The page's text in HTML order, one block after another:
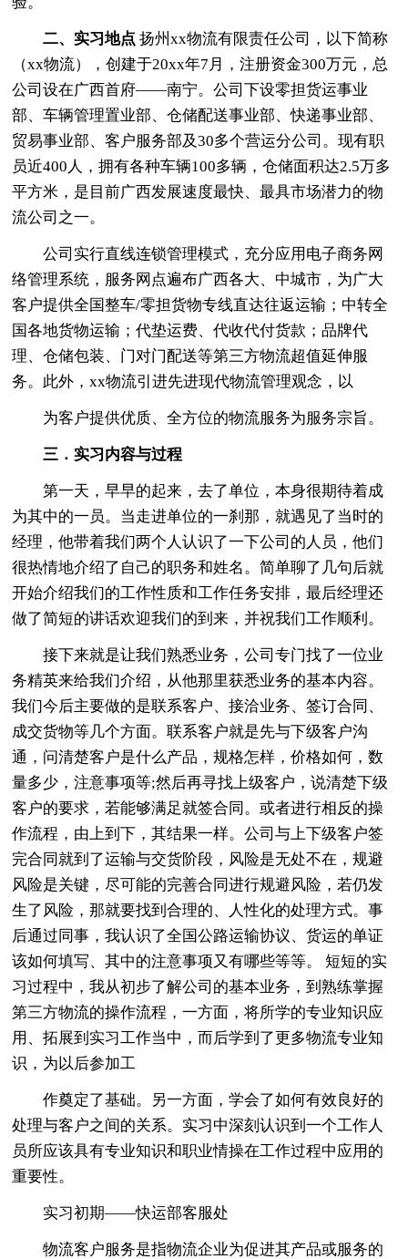
二、实习地点 扬州xx物流有限责任公司，以下简称
（xx物流），创建于20xx年7月，注册资金300万元，总
公司设在广西首府——南宁。公司下设零担货运事业
部、车辆管理置业部、仓储配送事业部、快递事业部、
贸易事业部、客户服务部及30多个营运分公司。现有职
员近400人，拥有各种车辆100多辆，仓储面积达2.5万多
平方米，是目前广西发展速度最快、最具市场潜力的物
流公司之一。
公司实行直线连锁管理模式，充分应用电子商务网
络管理系统，服务网点遍布广西各大、中城市，为广大
客户提供全国整车/零担货物专线直达往返运输；中转全
国各地货物运输；代垫运费、代收代付货款；品牌代
理、仓储包装、门对门配送等第三方物流超值延伸服
务。此外，xx物流引进先进现代物流管理观念，以
为客户提供优质、全方位的物流服务为服务宗旨。
三．实习内容与过程
第一天，早早的起来，去了单位，本身很期待着成
为其中的一员。当走进单位的一刹那，就遇见了当时的
经理，他带着我们两个人认识了一下公司的人员，他们
很热情地介绍了自己的职务和姓名。简单聊了几句后就
开始介绍我们的工作性质和工作任务安排，最后经理还
做了简短的讲话欢迎我们的到来，并祝我们工作顺利。
接下来就是让我们熟悉业务，公司专门找了一位业
务精英来给我们介绍，从他那里获悉业务的基本内容。
我们今后主要做的是联系客户、接洽业务、签订合同、
成交货物等几个方面。联系客户就是先与下级客户沟
通，问清楚客户是什么产品，规格怎样，价格如何，数
量多少，注意事项等;然后再寻找上级客户，说清楚下级
客户的要求，若能够满足就签合同。或者进行相反的操
作流程，由上到下，其结果一样。公司与上下级客户签
完合同就到了运输与交货阶段，风险是无处不在，规避
风险是关键，尽可能的完善合同进行规避风险，若仍发
生了风险，那就要找到合理的、人性化的处理方式。事
后通过同事，我认识了全国公路运输协议、货运的单证
该如何填写、其中的注意事项又有哪些等等。 短短的实
习过程中，我从初步了解公司的基本业务，到熟练掌握
第三方物流的操作流程，一方面，将所学的专业知识应
用、拓展到实习工作当中，而后学到了更多物流专业知
识，为以后参加工
作奠定了基础。另一方面，学会了如何有效良好的
处理与客户之间的关系。实习中深刻认识到一个工作人
员所应该具有专业知识和职业情操在工作过程中应用的
重要性。
实习初期——快运部客服处
物流客户服务是指物流企业为促进其产品或服务的